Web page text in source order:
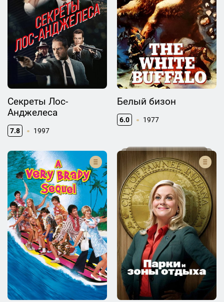
Секреты Лос-
Анджелеса
7.8 1997
Белый бизон
6.0 1977